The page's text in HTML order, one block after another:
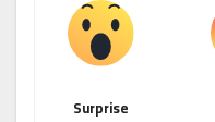
Surprise